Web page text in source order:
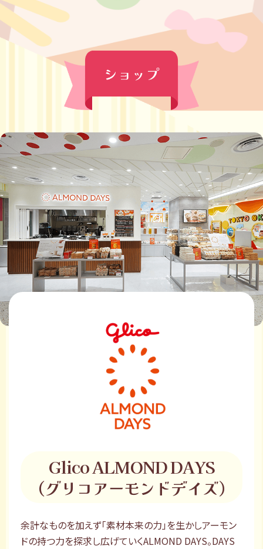
Glico ALMOND DAYS
（グリコアーモンドデイズ）
余計なものを加えず「素材本来の力」を生かしアーモン
ドの持つ力を探求し広げていくALMOND DAYS。DAYS